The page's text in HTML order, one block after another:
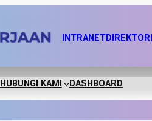
INTRANETDIREKTORI
HUBUNGI KAMI DASHBOARD